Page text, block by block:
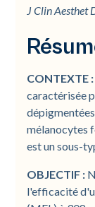
J Clin Aesthet
CONTEXTE :
caractérisée
mélanocytes
est un sous-
OBJECTIF :
l'efficacité